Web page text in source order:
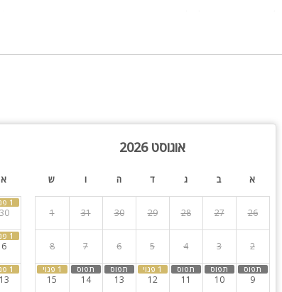
עם חיבור לסלקום, מטבח מאובזר- מקרר, כיור, תנור,
עצי נוי
אוגוסט 2026
א ב ג ד ה ו ש
26
27
28
29
30
31
1
2
3
4
5
6
7
8
9
10
11
12
13
14
15
א
30
6
13